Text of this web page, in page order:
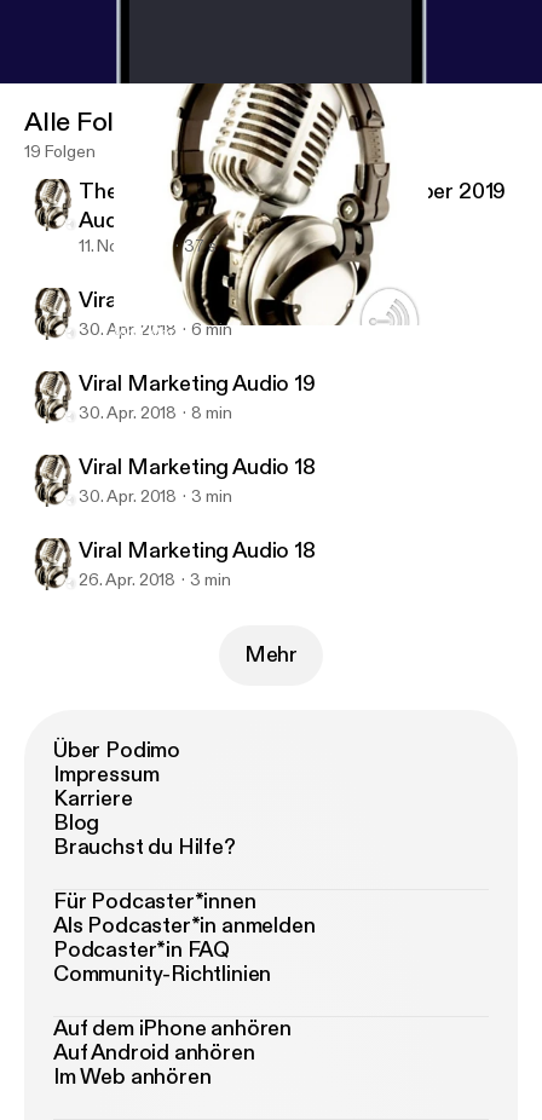
Viral Marketing Audio 18
Alle Folgen
19 Folgen
The Economist Magazine 2 November 2019
Audio #01
11. Nov. 2019 37 s
Viral Marketing Audio 20 (last)
30. Apr. 2018 6 min
Viral Marketing Audio 19
30. Apr. 2018 8 min
Viral Marketing Audio 18
30. Apr. 2018 3 min
Viral Marketing Audio 18
26. Apr. 2018 3 min
Mehr
Über Podimo
Impressum
Karriere
Blog
Brauchst du Hilfe?
Für Podcaster*innen
Als Podcaster*in anmelden
Podcaster*in FAQ
Community-Richtlinien
Auf dem iPhone anhören
Auf Android anhören
Im Web anhören